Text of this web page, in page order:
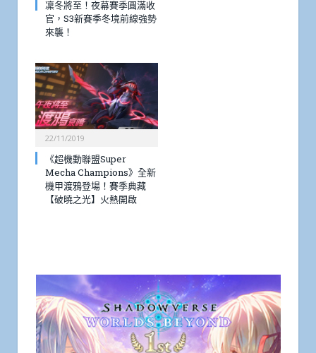
凜冬將至！夜幕賽季圓滿收
官，S3新賽季冬境前線強勢
來襲！
22/11/2019
《超機動聯盟Super
Mecha Champions》全新
機甲渡鴉登場！賽季典藏
【破曉之光】火熱開啟